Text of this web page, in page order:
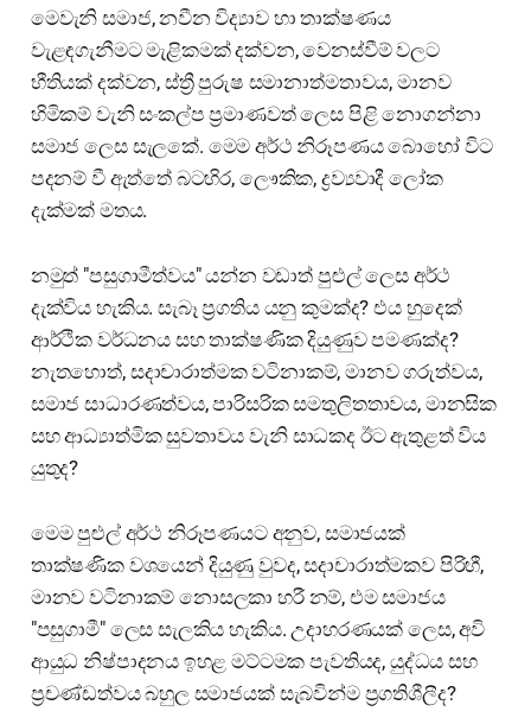
මෙවැනි සමාජ, නවීන විද්‍යාව හා තාක්ෂණය
වැළඳගැනීමට මැළිකමක් දක්වන, වෙනස්වීම් වලට
භීතියක් දක්වන, ස්ත්‍රී පුරුෂ සමානාත්මතාවය, මානව
හිමිකම් වැනි සංකල්ප ප්‍රමාණවත් ලෙස පිළි නොගන්නා
සමාජ ලෙස සැලකේ. මෙම අර්ථ නිරූපණය බොහෝ විට
පදනම් වී ඇත්තේ බටහිර, ලෞකික, ද්‍රව්‍යවාදී ලෝක
දැක්මක් මතය.
නමුත් "පසුගාමීත්වය" යන්න වඩාත් පුළුල් ලෙස අර්ථ
දැක්විය හැකිය. සැබෑ ප්‍රගතිය යනු කුමක්ද? එය හුදෙක්
ආර්ථික වර්ධනය සහ තාක්ෂණික දියුණුව පමණක්ද?
නැතහොත්, සදාචාරාත්මක වටිනාකම්, මානව ගරුත්වය,
සමාජ සාධාරණත්වය, පාරිසරික සමතුලිතතාවය, මානසික
සහ ආධ්‍යාත්මික සුවතාවය වැනි සාධකද ඊට ඇතුළත් විය
යුතුද?
මෙම පුළුල් අර්ථ නිරූපණයට අනුව, සමාජයක්
තාක්ෂණික වශයෙන් දියුණු වුවද, සදාචාරාත්මකව පිරිහී,
මානව වටිනාකම් නොසලකා හරී නම්, එම සමාජය
"පසුගාමී" ලෙස සැලකිය හැකිය. උදාහරණයක් ලෙස, අවි
ආයුධ නිෂ්පාදනය ඉහළ මට්ටමක පැවතියද, යුද්ධය සහ
ප්‍රචණ්ඩත්වය බහුල සමාජයක් සැබවින්ම ප්‍රගතිශීලීද?